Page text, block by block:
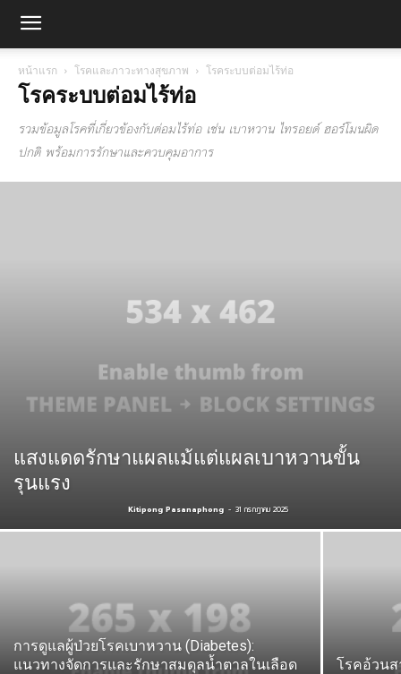
หน้าแรก โรคและภาวะทางสุขภาพ โรคระบบต่อมไร้ท่อ
โรคระบบต่อมไร้ท่อ
รวมข้อมูลโรคที่เกี่ยวข้องกับต่อมไร้ท่อ เช่น เบาหวาน ไทรอยด์ ฮอร์โมนผิด
ปกติ พร้อมการรักษาและควบคุมอาการ
แสงแดดรักษาแผลแม้แต่แผลเบาหวานขั้น
รุนแรง
Kitipong Pasanaphong - 31 กรกฎาคม 2025
การดูแลผู้ป่วยโรคเบาหวาน (Diabetes):
แนวทางจัดการและรักษาสมดุลน้ำตาลในเลือด
โรคอ้วนส